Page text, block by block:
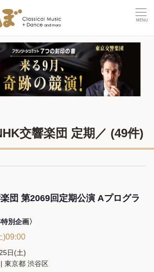
交響楽団 定期／ (49件)
団 第2069回定期公演 Aプログラ
別企画〉
)09:00
日(土)
東京都 渋谷区